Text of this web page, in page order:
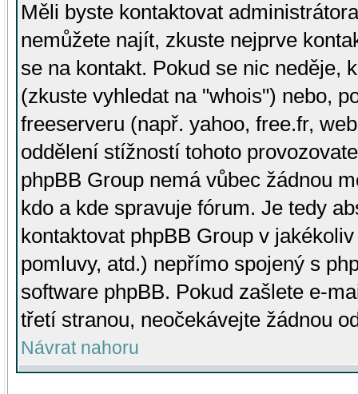
Měli byste kontaktovat
nemůžete najít, zkuste nejprve
se na kontakt. Pokud se nic neděje,
(zkuste vyhledat na "whois") nebo,
freeserveru (např. yahoo, free.fr,
oddělení stížností tohoto
phpBB Group nemá vůbec žádnou
kdo a kde spravuje fórum. Je tedy
kontaktovat phpBB Group v
pomluvy, atd.) nepřímo spojený s
software phpBB. Pokud zašlete e-
třetí stranou, neočekávejte žádnou
Návrat nahoru